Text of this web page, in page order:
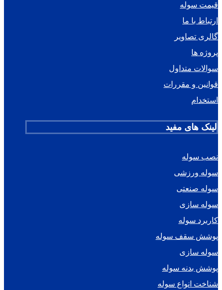
قیمت سوله
ارتباط با ما
گالری تصاویر
پروژه ها
سوالات متداول
قوانین و مقررات
استخدام
لینک های مفید
نصب سوله
سوله ورزشی
سوله صنعتی
سوله سازی
کاربرد سوله
پوشش سقف سوله
سوله سازی
پوشش بدنه سوله
شناخت انواع سوله